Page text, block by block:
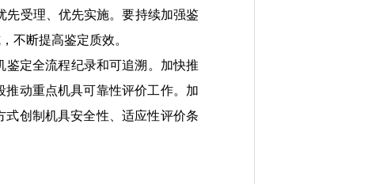
先受理、优先实施。要持续加强鉴
不断提高鉴定质效。
鉴定全流程纪录和可追溯。加快推
动重点机具可靠性评价工作。加
创制机具安全性、适应性评价条